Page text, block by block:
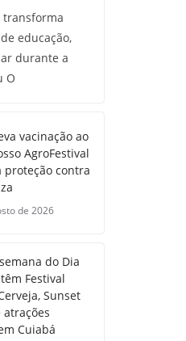
transforma
educação,
durante a
O
vacinação ao
AgroFestival
proteção contra
de 2026
do Dia
Festival
Sunset
atrações
Cuiabá